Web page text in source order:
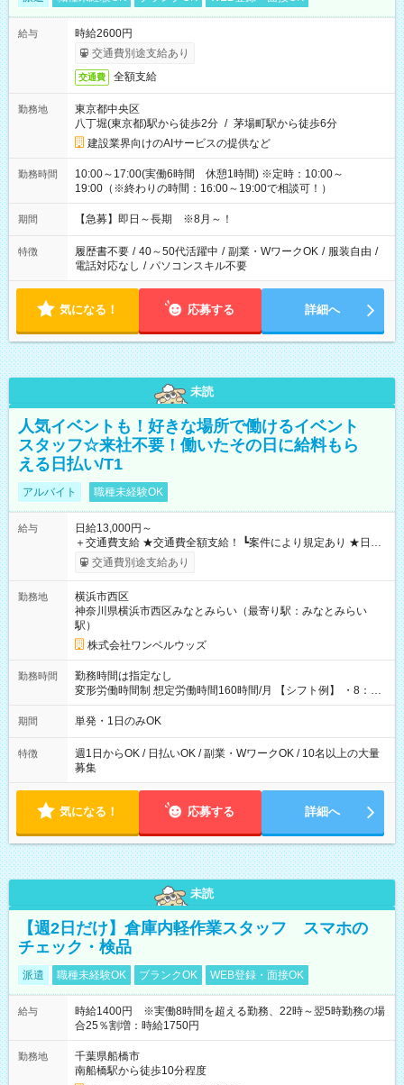
給与
時給2600円
交通費別途支給あり
交通費 全額支給
勤務地
東京都中央区
八丁堀(東京都)駅から徒歩2分 / 茅場町駅から徒歩6分
建設業界向けのAIサービスの提供など
勤務時間
10:00～17:00(実働6時間 休憩1時間) ※定時：10:00～
19:00（※終わりの時間：16:00～19:00で相談可！）
期間 【急募】即日～長期 ※8月～！
特徴 履歴書不要 / 40～50代活躍中 / 副業・WワークOK / 服装自由 /
電話対応なし / パソコンスキル不要
気になる！ 応募する 詳細へ
未読
人気イベントも！好きな場所で働けるイベント
スタッフ☆来社不要！働いたその日に給料もら
える日払い/T1
アルバイト 職種未経験OK
給与
日給13,000円～
＋交通費支給 ★交通費全額支給！ ┗案件により規定あり ★日払
いOK！（規定あり） ┗働いたその日に現金GET♪ お仕事後はコ
ンビニATMから 日払い分を引き落とせます！ 【試用期間】試
交通費別途支給あり
勤務地
横浜市西区
神奈川県横浜市西区みなとみらい（最寄り駅：みなとみらい
駅）
株式会社ワンベルウッズ
勤務時間
勤務時間は指定なし
変形労働時間制 想定労働時間160時間/月 【シフト例】 ・8：00
～21：00
期間 単発・1日のみOK
特徴
週1日からOK / 日払いOK / 副業・WワークOK / 10名以上の大量
募集
気になる！ 応募する 詳細へ
未読
【週2日だけ】倉庫内軽作業スタッフ スマホの
チェック・検品
派遣 職種未経験OK ブランクOK WEB登録・面接OK
給与
時給1400円 ※実働8時間を超える勤務、22時～翌5時勤務の場
合25％割増：時給1750円
勤務地
千葉県船橋市
南船橋駅から徒歩10分程度